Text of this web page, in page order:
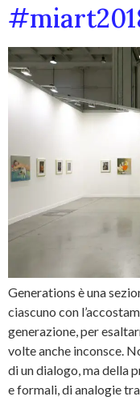
Generations è una
ciascuno con
generazione, per
volte anche inconsce.
di un dialogo, ma della
e formali, di analogie